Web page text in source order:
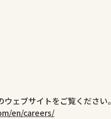
ェブサイトをご覧ください。
en/careers/